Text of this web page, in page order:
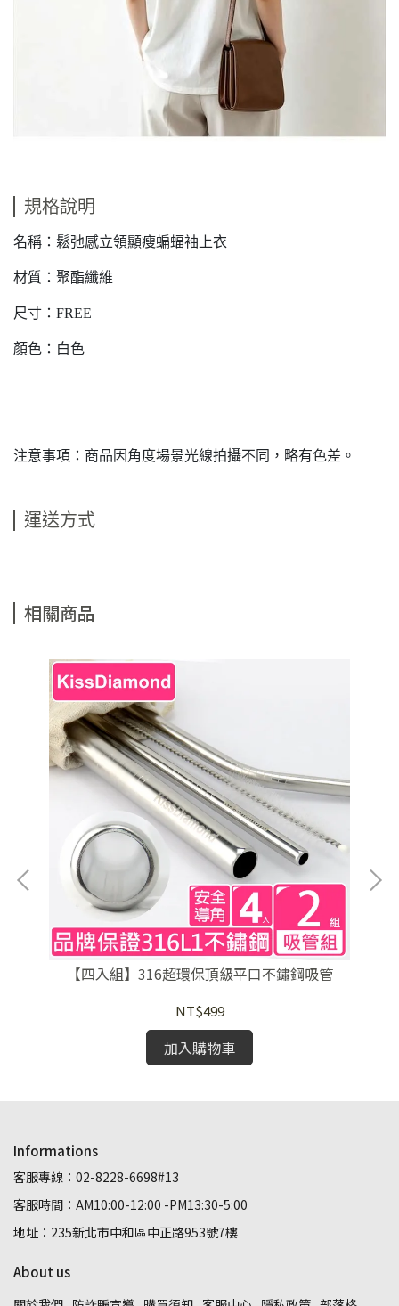
規格說明
名稱：鬆弛感立領顯瘦蝙蝠袖上衣
材質：聚酯纖維
尺寸：FREE
顏色：白色
注意事項：商品因角度場景光線拍攝不同，略有色差。
運送方式
相關商品
【四入組】316超環保頂級平口不鏽鋼吸管
NT$499
加入購物車
Informations
客服專線：02-8228-6698#13
客服時間：AM10:00-12:00 -PM13:30-5:00
地址：235新北市中和區中正路953號7樓
About us